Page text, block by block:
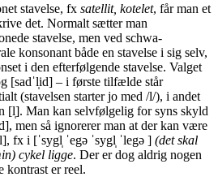
stavelse, fx satellit, kotelet, får man et
det. Normalt sætter man
stavelse, men ved schwa-
konsonant både en stavelse i sig selv,
i den efterfølgende stavelse. Valget
[sadˈl̩id] – i første tilfælde står
(stavelsen starter jo med /l/), i andet
[l̩]. Man kan selvfølgelig for syns skyld
men så ignorerer man at der kan være
fx i [ˈsygl̩ ˈegə ˈsygl̩ ˈlegə ] (det skal
cykel ligge. Der er dog aldrig nogen
kontrast er reel.